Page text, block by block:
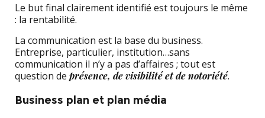
Le but final clairement identifié est toujours le même
: la rentabilité.
La communication est la base du business.
Entreprise, particulier, institution…sans
communication il n’y a pas d’affaires ; tout est
question de présence, de visibilité et de notoriété.
Business plan et plan média